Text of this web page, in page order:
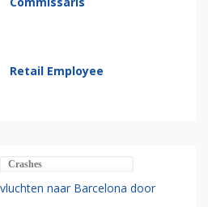
Retail Employee
Crashes
naar Barcelona door